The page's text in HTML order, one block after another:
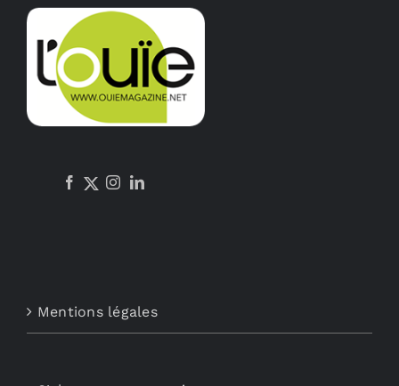
Mentions légales